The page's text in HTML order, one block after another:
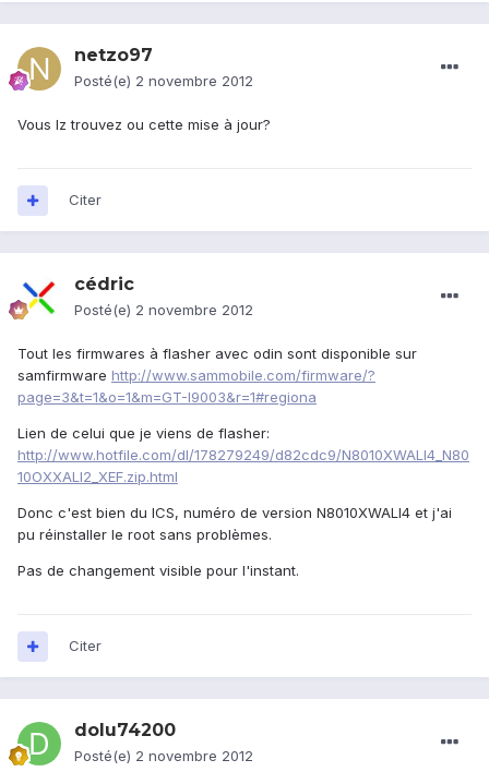
netzo97
Posté(e) 2 novembre 2012
Vous lz trouvez ou cette mise à jour?
Citer
cédric
Posté(e) 2 novembre 2012
Tout les firmwares à flasher avec odin sont disponible sur
samfirmware http://www.sammobile.com/firmware/?
page=3&t=1&o=1&m=GT-I9003&r=1#regiona
Lien de celui que je viens de flasher:
http://www.hotfile.com/dl/178279249/d82cdc9/N8010XWALI4_N80
10OXXALI2_XEF.zip.html
Donc c'est bien du ICS, numéro de version N8010XWALI4 et j'ai
pu réinstaller le root sans problèmes.
Pas de changement visible pour l'instant.
Citer
dolu74200
Posté(e) 2 novembre 2012